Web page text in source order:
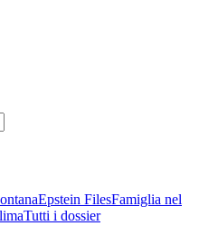
Epstein FilesFamiglia nel
Tutti i dossier